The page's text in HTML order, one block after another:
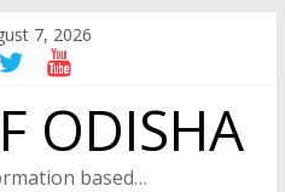
7, 2026
ODISHA
based…